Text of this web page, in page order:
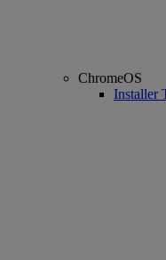
ChromeOS
Installer